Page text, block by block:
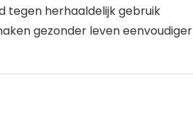
tegen herhaaldelijk gebruik
gezonder leven eenvoudiger